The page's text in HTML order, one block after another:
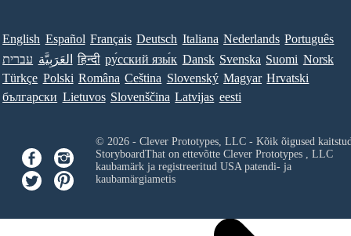
English Español Français Deutsch Italiana Nederlands Português
עברית العَرَبِيَّة हिन्दी ру́сский язы́к Dansk Svenska Suomi Norsk
Türkçe Polski Româna Ceština Slovenský Magyar Hrvatski
български Lietuvos Slovenščina Latvijas eesti
© 2026 - Clever Prototypes, LLC - Kõik õigused
StoryboardThat on ettevõtte Clever Prototypes , LLC
kaubamärk ja registreeritud USA patendi- ja
kaubamärgiametis